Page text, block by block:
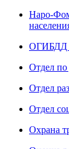
Наро-
ОГИБДД
Отдел
Отдел
Отдел
Охрана